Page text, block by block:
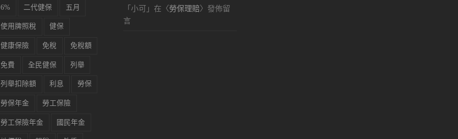
6% 二代健保 五月
使用牌照稅 健保
健康保險 免稅 免稅額
免費 全民健保 列舉
列舉扣除額 利息 勞保
勞保年金 勞工保險
勞工保險年金 國民年金
「 小可 」在〈勞保理賠〉發佈留
言